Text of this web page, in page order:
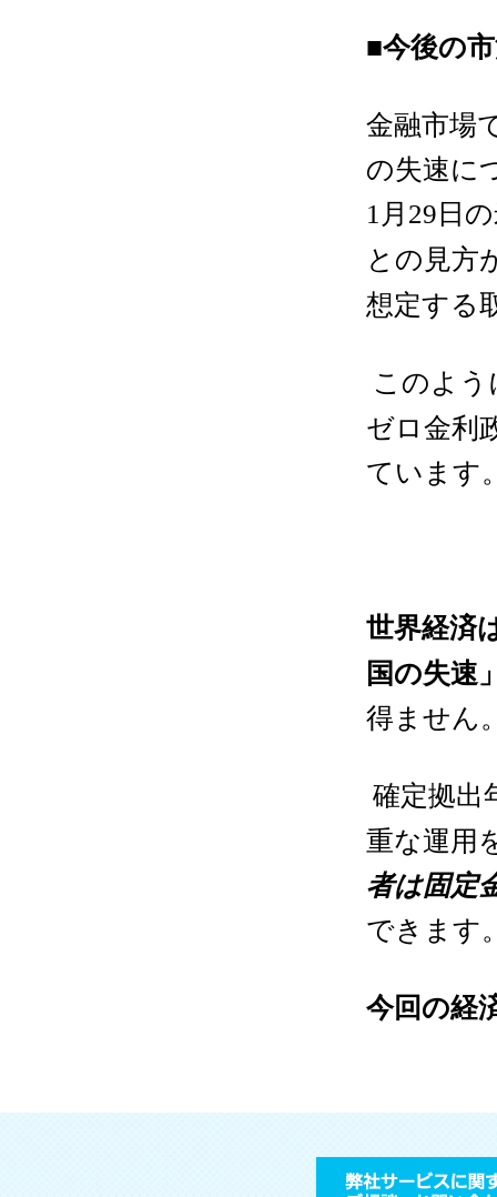
■今後の
金融市場
の失速に
1 月 29 日
との見方
想定する
このよ
ゼロ金利
ています
世界経済
国の失速
得ません
確定拠出
重な運用
者は固定
できます
今回の経